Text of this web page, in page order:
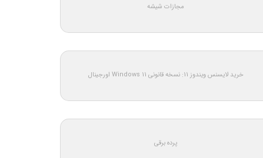
مجازات شیشه
خرید لایسنس ویندوز 11: نسخه قانونی Windows 11 اورجینال
پرده برقی